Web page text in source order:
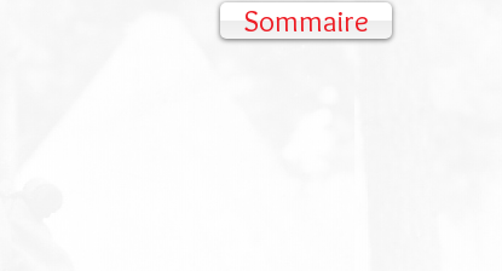
Sommaire